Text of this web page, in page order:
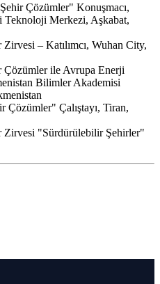
Çözümler" Konuşmacı,
Merkezi, Aşkabat,
– Katılımcı, Wuhan City,
ile Avrupa Enerji
Bilimler Akademisi
Çözümler" Çalıştayı, Tiran,
Zirvesi "Sürdürülebilir Şehirler"